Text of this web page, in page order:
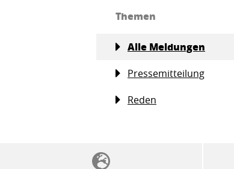
Themen
Alle Meldungen
Pressemitteilung
Reden